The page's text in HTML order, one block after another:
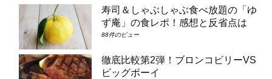
寿司＆しゃぶしゃぶ食べ放題の「ゆ
ず庵」の食レポ！感想と反省点は
88件のビュー
徹底比較第2弾！ブロンコビリーVS
ビッグボーイ